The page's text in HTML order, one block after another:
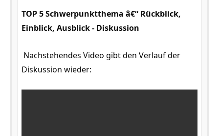
TOP 5Schwerpunktthema â€“ Rückblick,
Einblick, Ausblick - Diskussion
Nachstehendes Video gibt den Verlauf der
Diskussion wieder: